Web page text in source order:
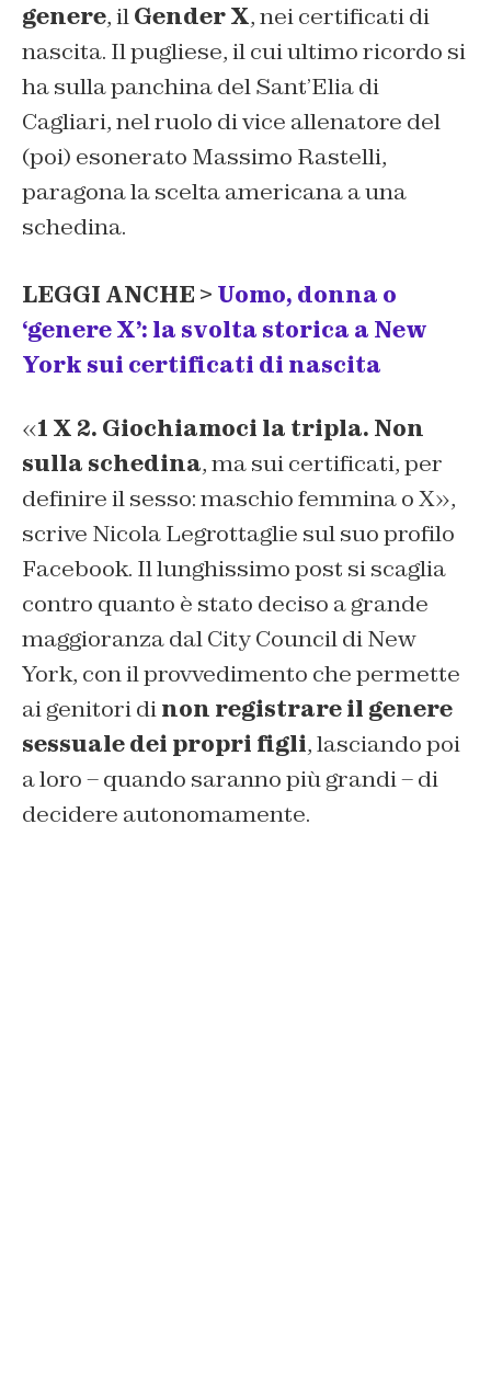
genere, ilGender X, nei certificati di
nascita. Il pugliese, il cui ultimo ricordo si
ha sulla panchina del Sant’Elia di
Cagliari, nel ruolo di vice allenatore del
(poi) esonerato Massimo Rastelli,
paragona la scelta americana a una
schedina.
LEGGI ANCHE > Uomo, donna o
‘genere X’: la svolta storica a New
York sui certificati di nascita
«1 X 2. Giochiamoci la tripla. Non
sulla schedina, ma sui certificati, per
definire il sesso: maschio femmina o X»,
scrive Nicola Legrottaglie sul suo profilo
Facebook. Il lunghissimo post si scaglia
contro quanto è stato deciso a grande
maggioranza dal City Council di New
York, con il provvedimento che permette
ai genitori dinon registrare il genere
sessuale dei propri figli, lasciando poi
a loro – quando saranno più grandi – di
decidere autonomamente.